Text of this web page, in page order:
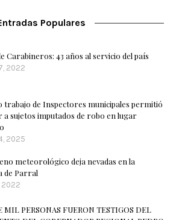
Populares
Carabineros: 43 años al servicio del país
2022
trabajo de Inspectores municipales permitió
a sujetos imputados de robo en lugar
2025
meteorológico deja nevadas en la
de Parral
2022
MIL PERSONAS FUERON TESTIGOS DEL